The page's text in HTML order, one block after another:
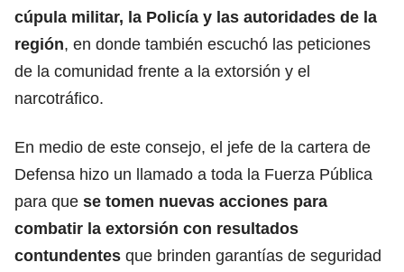
cúpula militar, la Policía y las autoridades de la
región, en donde también escuchó las peticiones
de la comunidad frente a la extorsión y el
narcotráfico.
En medio de este consejo, el jefe de la cartera de
Defensa hizo un llamado a toda la Fuerza Pública
para que se tomen nuevas acciones para
combatir la extorsión con resultados
contundentes que brinden garantías de seguridad